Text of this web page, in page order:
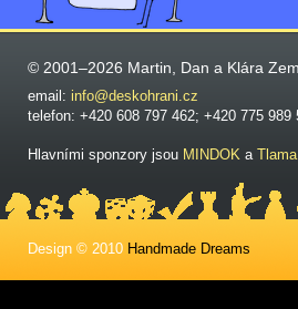
© 2001–2026 Martin, Dan a Klára
email: info@deskohrani.cz
telefon: +420 608 797 462; +420 775 989
Hlavními sponzory jsou MINDOK a
Design © 2010 Handmade Dreams